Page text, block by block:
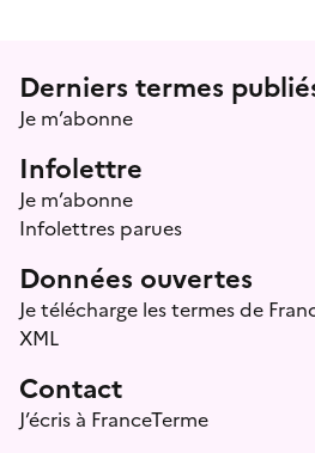
Menu prefooter
Derniers termes
Je m’abonne
Infolettre
Je m’abonne
Infolettres parues
Données ouvertes
Je télécharge les termes de
XML
Contact
J’écris à FranceTerme